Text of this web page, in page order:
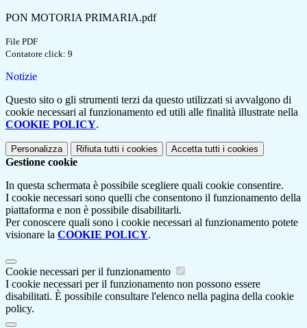
PON MOTORIA PRIMARIA.pdf
File PDF
Contatore click: 9
Notizie
Questo sito o gli strumenti terzi da questo utilizzati si avvalgono di
cookie necessari al funzionamento ed utili alle finalità illustrate nella
COOKIE POLICY.
Personalizza Rifiuta tutti i cookies Accetta tutti i cookies
Gestione cookie
In questa schermata è possibile scegliere quali cookie consentire.
I cookie necessari sono quelli che consentono il funzionamento della
piattaforma e non è possibile disabilitarli.
Per conoscere quali sono i cookie necessari al funzionamento potete
visionare la COOKIE POLICY.
Cookie necessari per il funzionamento
I cookie necessari per il funzionamento non possono essere
disabilitati. È possibile consultare l'elenco nella pagina della cookie
policy.